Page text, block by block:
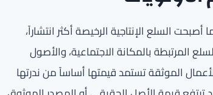
السلع الإنتاجية الرخيصة أكثر انتشاراً،
المرتبطة بالمكانة الاجتماعية، والأصول
الموثقة تستمد قيمتها أساساً من ندرتها